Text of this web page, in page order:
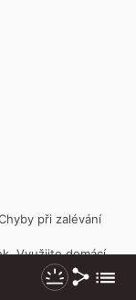
Nezhasínat
Sdílet
při zalévání
Využijte domácí
že jde o knedlíky se